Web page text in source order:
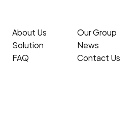
About Us
Our Group
Solution
News
FAQ
Contact Us